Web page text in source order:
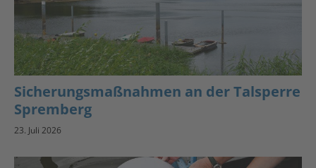
Sicherungsmaßnahmen an der Talsperre
Spremberg
23. Juli 2026